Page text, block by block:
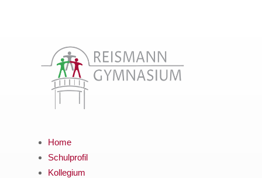
Home
Schulprofil
Kollegium